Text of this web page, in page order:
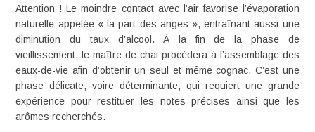
Attention ! Le moindre contact avec l’air favorise l’évaporation
naturelle appelée « la part des anges », entraînant aussi une
diminution du taux d’alcool. À la fin de la phase de
vieillissement, lemaître de chai procédera à l’assemblage des
eaux-de-vie afin d’obtenir un seul et même cognac. C’est une
phase délicate, voire déterminante, qui requiert une grande
expérience pour restituer les notes précises ainsi que les
arômes recherchés.